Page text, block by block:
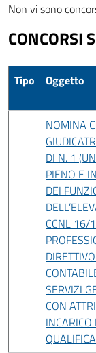
Non vi sono
CONCORSI
Tipo Oggetto
NOMINA
DI N. 1
PIENO E
DEI
CCNL 16/
SERVIZI
CON
INCARICO